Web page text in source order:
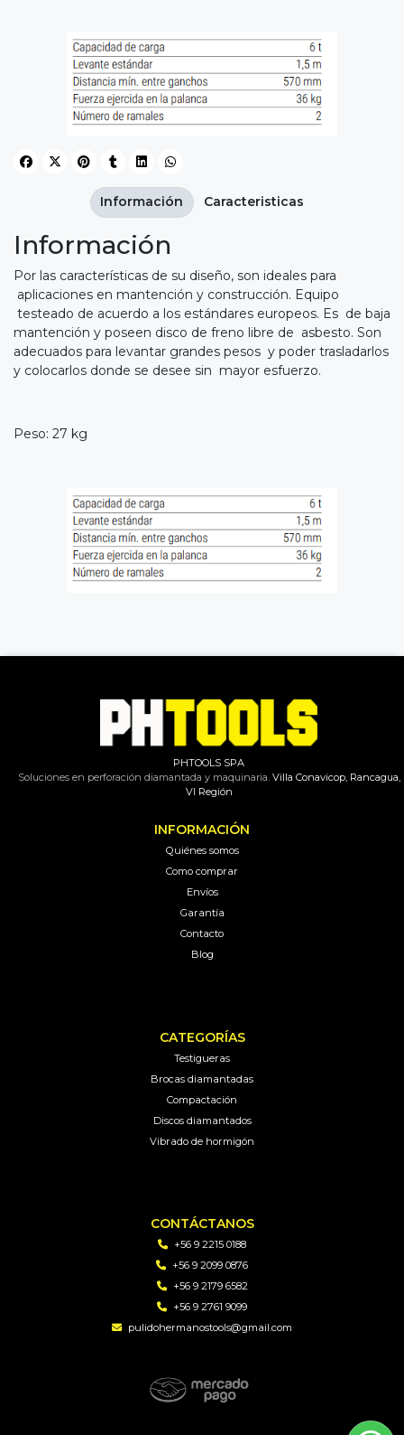
Información
Por las características de su diseño, son ideales para
aplicaciones en mantención y construcción. Equipo
testeado de acuerdo a los estándares europeos. Es de baja
mantención y poseen disco de freno libre de asbesto. Son
adecuados para levantar grandes pesos y poder trasladarlos
y colocarlos donde se desee sin mayor esfuerzo.
Peso: 27 kg
Información Caracteristicas
PHTOOLS SPA
Soluciones en perforación diamantada y maquinaria.Villa Conavicop, Rancagua,
VI Región
INFORMACIÓN
Quiénes somos
Como comprar
Envíos
Garantía
Contacto
Blog
CATEGORÍAS
Testigueras
Brocas diamantadas
Compactación
Discos diamantados
Vibrado de hormigón
CONTÁCTANOS
+56 9 2215 0188
+56 9 2099 0876
+56 9 2179 6582
+56 9 2761 9099
pulidohermanostools@gmail.com